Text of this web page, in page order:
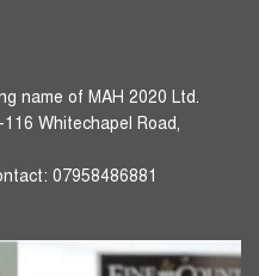
name of MAH 2020 Ltd.
Whitechapel Road,
07958486881